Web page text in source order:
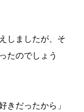
しましたが、そ
たのでしょう
きだったから」